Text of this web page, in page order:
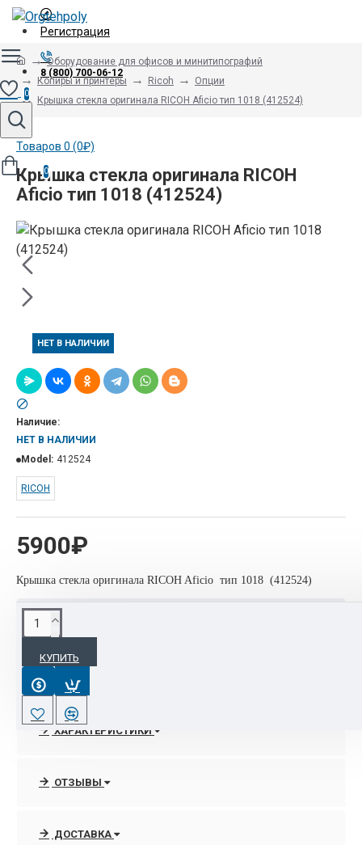
Регистрация
8 (800) 700-06-12
0
Товаров 0 (0₽)
0
Оборудование для офисов и минитипографий
Копиры и принтеры
Ricoh
Опции
Крышка стекла оригинала RICOH Aficio тип 1018 (412524)
Крышка стекла оригинала RICOH
Aficio тип 1018 (412524)
НЕТ В НАЛИЧИИ
5900₽
Наличие:
НЕТ В НАЛИЧИИ
Model: 412524
RICOH
Крышка стекла оригинала RICOH Aficio тип 1018 (412524)
КУПИТЬ
ОПИСАНИЕ
Интернет-магазине OrgTehPoly.com располагает полным
спектром линейки мфу, принтеров , широкофрматных
машин торговой марки Ricoh.
нужного аппарата, которые подкреплены
благодаря сертифицированным инженерам.
ХАРАКТЕРИСТИКИ
ОТЗЫВЫ
ДОСТАВКА